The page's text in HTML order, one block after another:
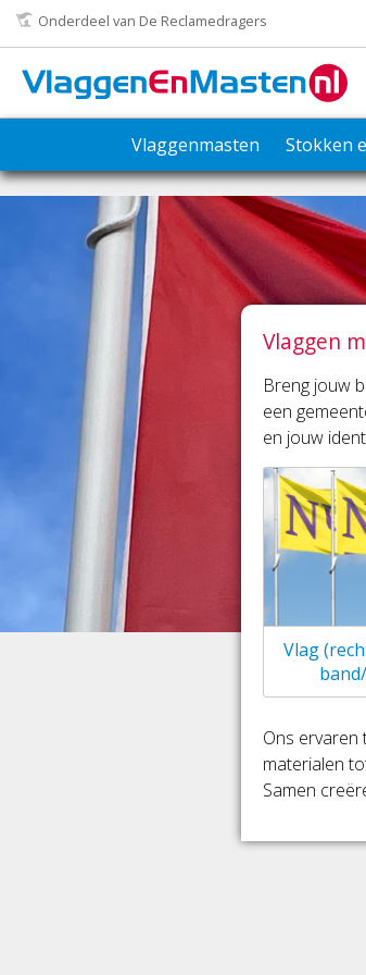
Onderdeel van De Reclamedragers
Vlaggenmasten Stokken
Vlaggen
Breng jouw
een
en jouw
Vlag
Ons ervaren
materialen
Samen